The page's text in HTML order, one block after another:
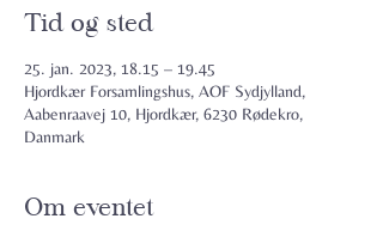
Tid og sted
25. jan. 2023, 18.15 – 19.45
Hjordkær Forsamlingshus, AOF Sydjylland,
Aabenraavej 10, Hjordkær, 6230 Rødekro,
Danmark
Om eventet